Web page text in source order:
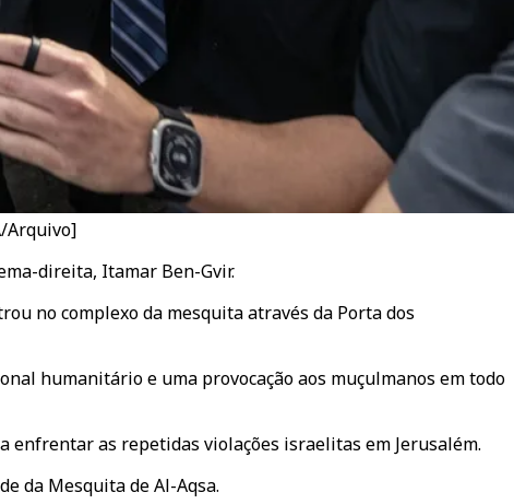
Arquivo]
direita, Itamar Ben-Gvir.
no complexo da mesquita através da Porta dos
humanitário e uma provocação aos muçulmanos em todo
as repetidas violações israelitas em Jerusalém.
da Mesquita de Al-Aqsa.